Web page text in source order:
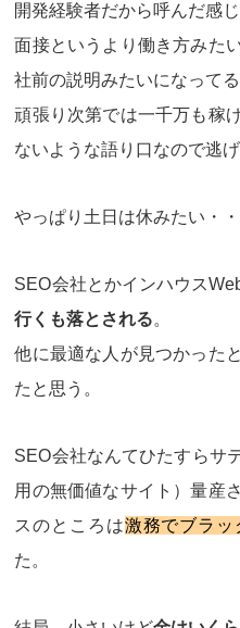
開発経験者だから呼んだ感じ
面接というより働き方みた
社前の説明みたいになってる
頑張り次第では一千万も稼
ないような語り口なので逃げ
やっぱり土日は休みたい・・
SEO会社とかインハウス
行くも落とされる。
他に最適な人が見つかった
たと思う。
SEO会社なんてひたすらサ
用の無価値なサイト）量産
スのところは激務でブラッ
た。